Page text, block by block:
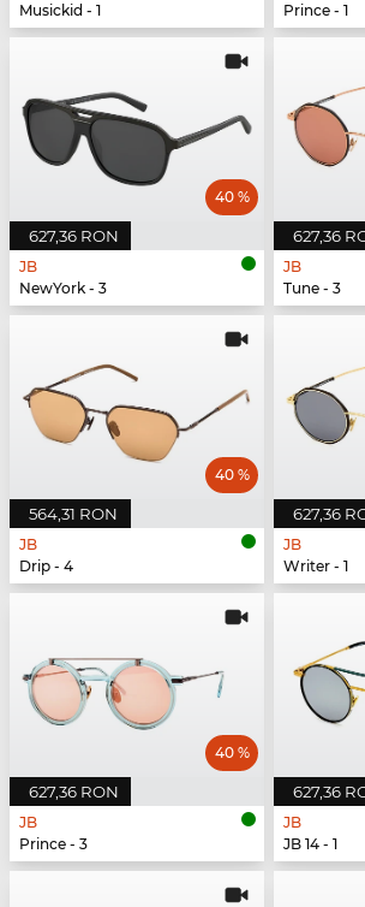
Musickid - 1
Prince - 1
627,36 RON
40 %
JB
NewYork - 3
627,36
JB
Tune - 3
564,31 RON
40 %
JB
Drip - 4
627,36
JB
Writer - 1
627,36 RON
40 %
JB
Prince - 3
627,36
JB
JB 14 - 1